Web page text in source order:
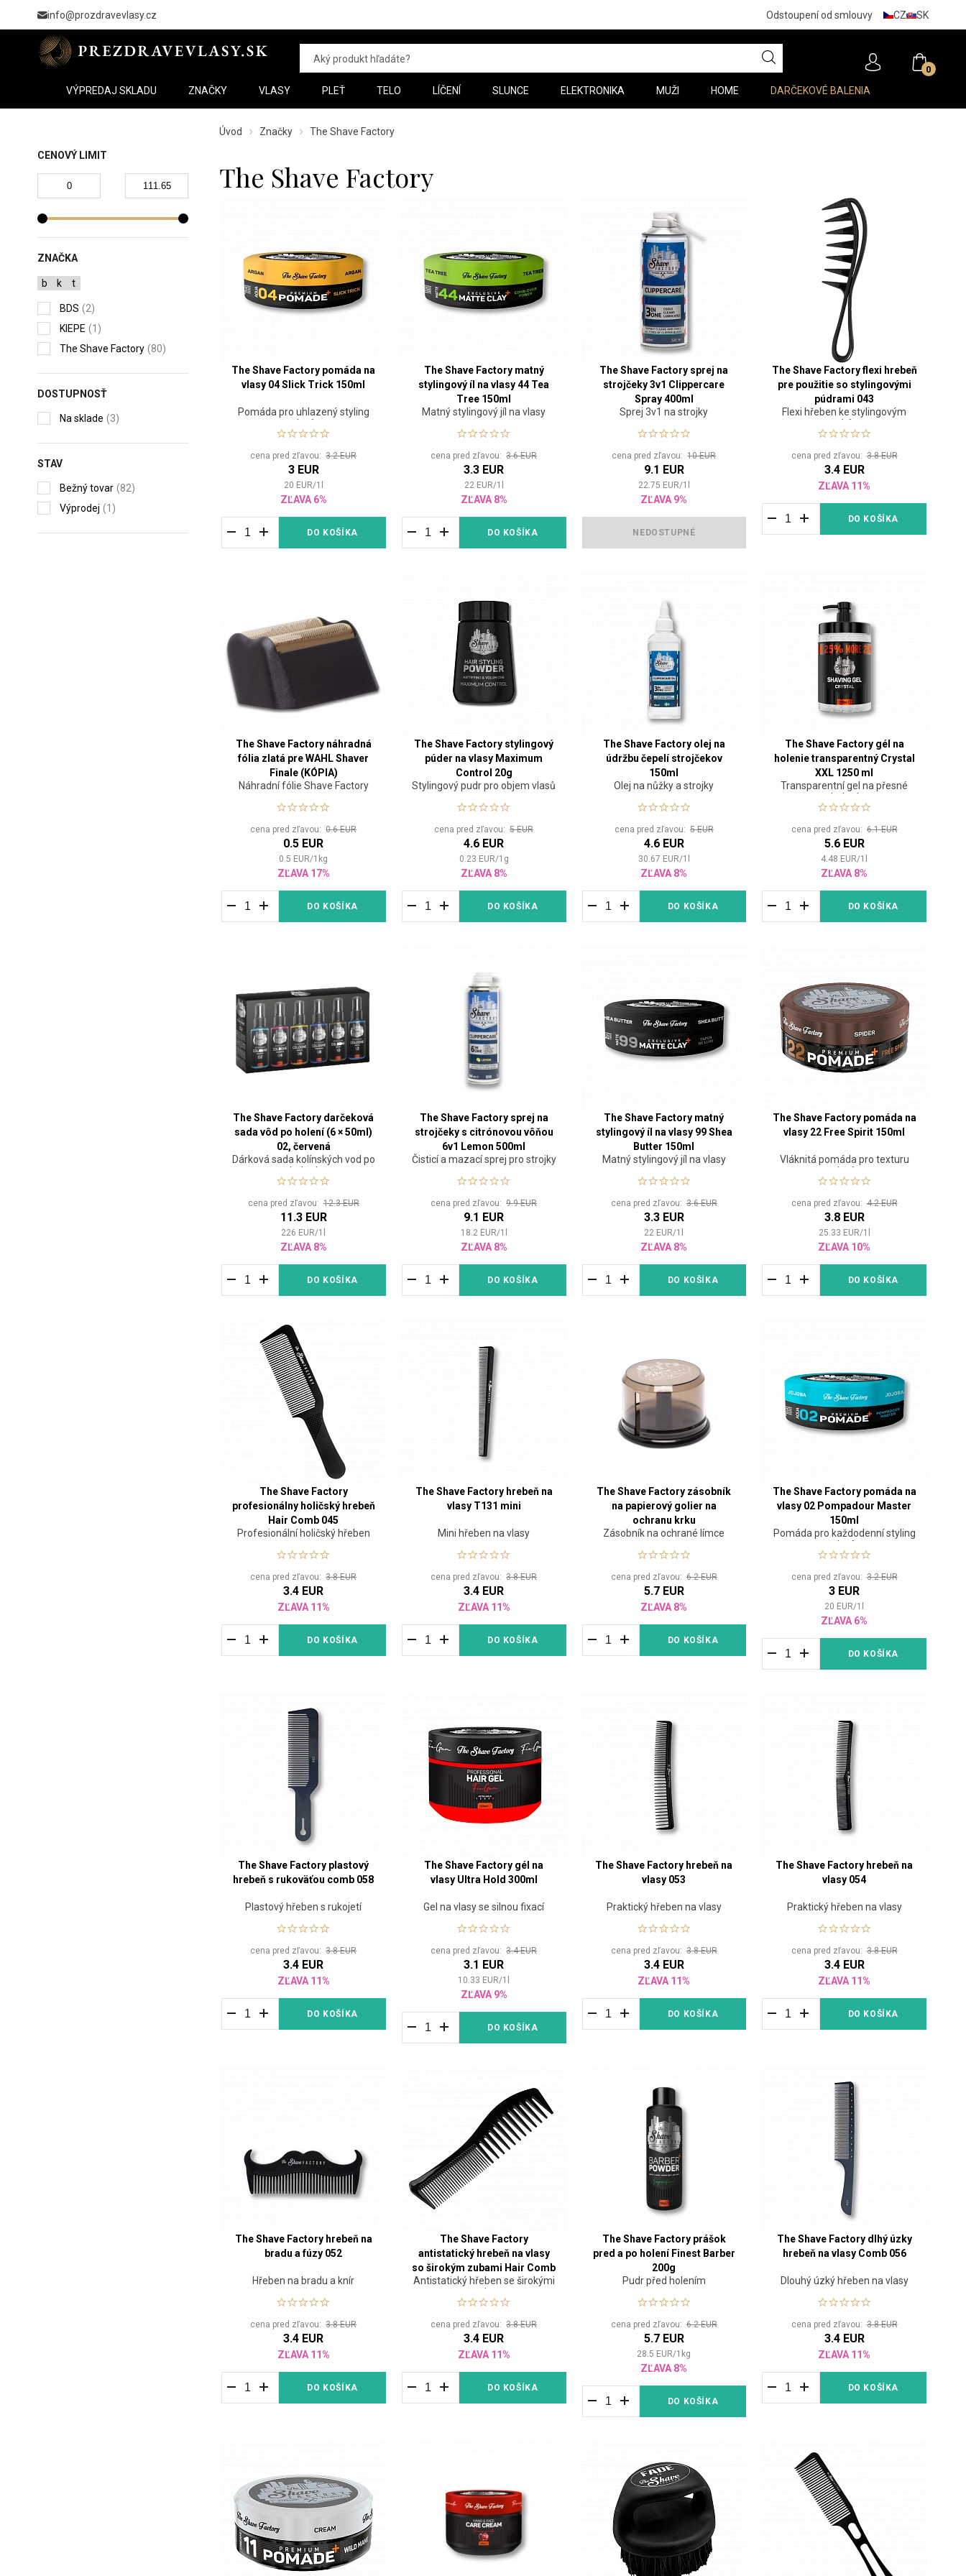
info@prozdravevlasy.cz Odstoupení od smlouvy CZ SK
0
VÝPREDAJ SKLADU ZNAČKY VLASY PLEŤ TELO LÍČENÍ SLUNCE ELEKTRONIKA MUŽI HOME DARČEKOVÉ BALENIA
CENOVÝ LIMIT
ZNAČKA
b k t
BDS (2)
KIEPE (1)
The Shave Factory (80)
DOSTUPNOSŤ
Na sklade (3)
STAV
Bežný tovar (82)
Výprodej (1)
Úvod Značky The Shave Factory
The Shave Factory
The Shave Factory pomáda na
vlasy 04 Slick Trick 150ml
Pomáda pro uhlazený styling
vlasů
cena pred zľavou:3.2 EUR
3 EUR
20 EUR/1
ZĽAVA 6%
DO KOŠÍKA
The Shave Factory matný
stylingový íl na vlasy 44 Tea
Tree 150ml
Matný stylingový jíl na vlasy
cena pred zľavou:3.6 EUR
3.3 EUR
22 EUR/1
ZĽAVA 8%
DO KOŠÍKA
The Shave Factory sprej na
strojčeky 3v1 Clippercare
Spray 400ml
Sprej 3v1 na strojky
cena pred zľavou:10 EUR
9.1 EUR
22.75 EUR/1
ZĽAVA 9%
NEDOSTUPNÉ
The Shave Factory flexi hrebeň
pre použitie so stylingovými
púdrami 043
Flexi hřeben ke stylingovým
pudrům
cena pred zľavou:3.8 EUR
3.4 EUR
ZĽAVA 11%
DO KOŠÍKA
The Shave Factory náhradná
fólia zlatá pre WAHL Shaver
Finale (KÓPIA)
Náhradní fólie Shave Factory
cena pred zľavou:0.6 EUR
0.5 EUR
0.5 EUR/1 kg
ZĽAVA 17%
DO KOŠÍKA
The Shave Factory stylingový
púder na vlasy Maximum
Control 20g
Stylingový pudr pro objem vlasů
cena pred zľavou:5 EUR
4.6 EUR
0.23 EUR/1 g
ZĽAVA 8%
DO KOŠÍKA
The Shave Factory olej na
údržbu čepelí strojčekov
150ml
Olej na nůžky a strojky
cena pred zľavou: 5 EUR
4.6 EUR
30.67 EUR/1
ZĽAVA 8%
DO KOŠÍKA
The Shave Factory gél na
holenie transparentný Crystal
XXL 1250 ml
Transparentní gel na přesné
holení
cena pred zľavou:6.1 EUR
5.6 EUR
4.48 EUR/1
ZĽAVA 8%
DO KOŠÍKA
The Shave Factory darčeková
sada vôd po holení (6 × 50ml)
02, červená
Dárková sada kolínských vod po
holení
cena pred zľavou: 12.3 EUR
11.3 EUR
226 EUR/1
ZĽAVA 8%
DO KOŠÍKA
The Shave Factory sprej na
strojčeky s citrónovou vôňou
6v1 Lemon 500ml
Čisticí a mazací sprej pro strojky
cena pred zľavou:9.9 EUR
9.1 EUR
18.2 EUR/1
ZĽAVA 8%
DO KOŠÍKA
The Shave Factory matný
stylingový íl na vlasy 99 Shea
Butter 150ml
Matný stylingový jíl na vlasy
cena pred zľavou: 3.6 EUR
3.3 EUR
22 EUR/1
ZĽAVA 8%
DO KOŠÍKA
The Shave Factory pomáda na
vlasy 22 Free Spirit 150ml
Vláknitá pomáda pro texturu
vlasů
cena pred zľavou:4.2 EUR
3.8 EUR
25.33 EUR/1
ZĽAVA 10%
DO KOŠÍKA
The Shave Factory
profesionálny holičský hrebeň
Hair Comb 045
Profesionální holičský hřeben
cena pred zľavou:3.8 EUR
3.4 EUR
ZĽAVA 11%
DO KOŠÍKA
The Shave Factory hrebeň na
vlasy T131 mini
Mini hřeben na vlasy
cena pred zľavou:3.8 EUR
3.4 EUR
ZĽAVA 11%
DO KOŠÍKA
The Shave Factory zásobník
na papierový golier na
ochranu krku
Zásobník na ochrané límce
cena pred zľavou: 6.2 EUR
5.7 EUR
ZĽAVA 8%
DO KOŠÍKA
The Shave Factory pomáda na
vlasy 02 Pompadour Master
150ml
Pomáda pro každodenní styling
vlasů
cena pred zľavou:3.2 EUR
3 EUR
20 EUR/1
ZĽAVA 6%
DO KOŠÍKA
The Shave Factory plastový
hrebeň s rukoväťou comb 058
Plastový hřeben s rukojetí
cena pred zľavou:3.8 EUR
3.4 EUR
ZĽAVA 11%
DO KOŠÍKA
The Shave Factory gél na
vlasy Ultra Hold 300ml
Gel na vlasy se silnou fixací
cena pred zľavou:3.4 EUR
3.1 EUR
10.33 EUR/1
ZĽAVA 9%
DO KOŠÍKA
The Shave Factory hrebeň na
vlasy 053
Praktický hřeben na vlasy
cena pred zľavou: 3.8 EUR
3.4 EUR
ZĽAVA 11%
DO KOŠÍKA
The Shave Factory hrebeň na
vlasy 054
Praktický hřeben na vlasy
cena pred zľavou:3.8 EUR
3.4 EUR
ZĽAVA 11%
DO KOŠÍKA
The Shave Factory hrebeň na
bradu a fúzy 052
Hřeben na bradu a knír
cena pred zľavou:3.8 EUR
3.4 EUR
ZĽAVA 11%
DO KOŠÍKA
The Shave Factory
antistatický hrebeň na vlasy
so širokým zubami Hair Comb
059
Antistatický hřeben se širokými
zuby
cena pred zľavou:3.8 EUR
3.4 EUR
ZĽAVA 11%
DO KOŠÍKA
The Shave Factory prášok
pred a po holení Finest Barber
200g
Pudr před holením
cena pred zľavou: 6.2 EUR
5.7 EUR
28.5 EUR/1 kg
ZĽAVA 8%
DO KOŠÍKA
The Shave Factory dlhý úzky
hrebeň na vlasy Comb 056
Dlouhý úzký hřeben na vlasy
cena pred zľavou:3.8 EUR
3.4 EUR
ZĽAVA 11%
DO KOŠÍKA